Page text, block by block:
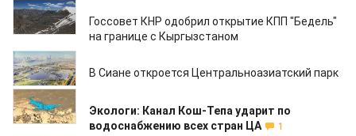
13.04.2024
Госсовет КНР одобрил открытие КПП "Бедель"
на границе с Кыргызстаном
13.04.2024
В Сиане откроется Центральноазиатский парк
08.04.2024
Экологи: Канал Кош-Тепа ударит по
водоснабжению всех стран ЦА
1